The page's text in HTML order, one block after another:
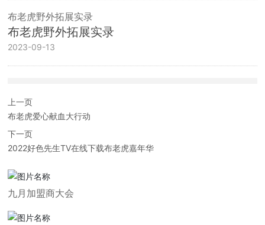
布老虎野外拓展实录
布老虎野外拓展实录
2023-09-13
上一页
布老虎爱心献血大行动
下一页
2022好色先生TV在线下载布老虎嘉年华
九月加盟商大会